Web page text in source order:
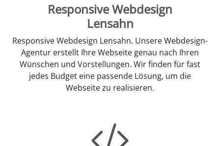
Responsive Webdesign
Lensahn
Responsive Webdesign Lensahn. Unsere Webdesign-
Agentur erstellt Ihre Webseite genau nach Ihren
Wünschen und Vorstellungen. Wir finden für fast
jedes Budget eine passende Lösung, um die
Webseite zu realisieren.